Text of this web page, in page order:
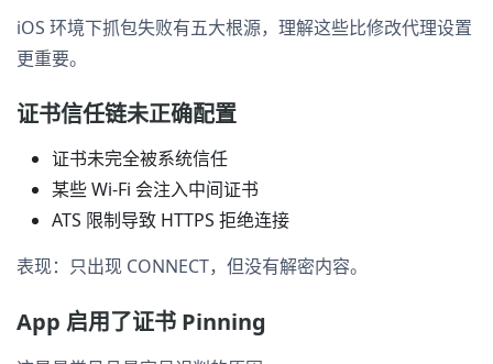
iOS 环境下抓包失败有五大根源，理解这些比修改代理设置
更重要。
证书信任链未正确配置
证书未完全被系统信任
某些 Wi-Fi 会注入中间证书
ATS 限制导致 HTTPS 拒绝连接
表现：只出现 CONNECT，但没有解密内容。
App 启用了证书 Pinning